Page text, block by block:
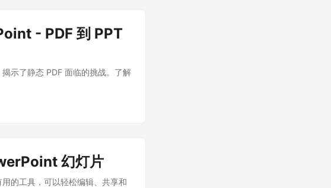
- PDF 到 PPT
示了静态 PDF 面临的挑战。了解
幻灯片
的工具，可以轻松编辑、共享和